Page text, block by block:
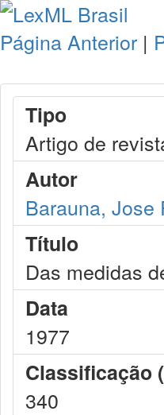
Página Anterior |
Tipo
Artigo de
Autor
Barauna, Jose
Título
Das medidas
Data
1977
Classificação (
340